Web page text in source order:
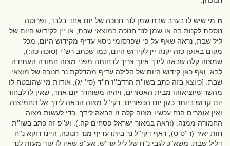
ח מי שיש לו בערב שבת שמן לנר חנוכה של יום אחד בלבד, ופרוטה
נוספת לקנות בה או שמן לנר חנוכה במוצאי שבת, או יין לקידוש היום של
ליל שבת, נראה שאף על פי שפרסומי ניסא עדיף מקידוש היום, מכל
מקום באופן כזה יקנה יין לקידוש היום, כמו שכתב רש''י (סוכה כה:),
שמצוה קלה שבאה לידך אינך צריך לדחותה מפני מצוה חמורה העתידה
לבא, ואף כאן קידוש היום של הלילה עדיף מהדלקת נר חנוכה של מוצאי
שבת. [כיוצא בזה כתב בשו''ת הרדב''ז ח''ד (סי' יג), אודות מי שהובטח לו
מהשר שיוציאוהו מבית האסורים, ויהיה משוחרר יום אחד, שאין לו לבחור
יום קדוש ביותר כגון יום הכפורים, דקי''ל מצוה הבאה לידך אל תחמיצנה,
ואין אומרים הנח עכשיו מצוה קלה זו הבאה לידך, כדי לעשות מצוה
החמורה ממנה. (וראה במאור ישראל פסחים קה.). וע''פ זה כתב בשו''ת
חות יאיר (ר''ס ט), דאף דקי''ל נר ביתו עדיף מנר חנוכה, היינו דוקא נ''ח
דליל שבת, משא''כ לגבי נ''ח של ליל ער''ש, אע''פ שאין לו עוד מעות לנר